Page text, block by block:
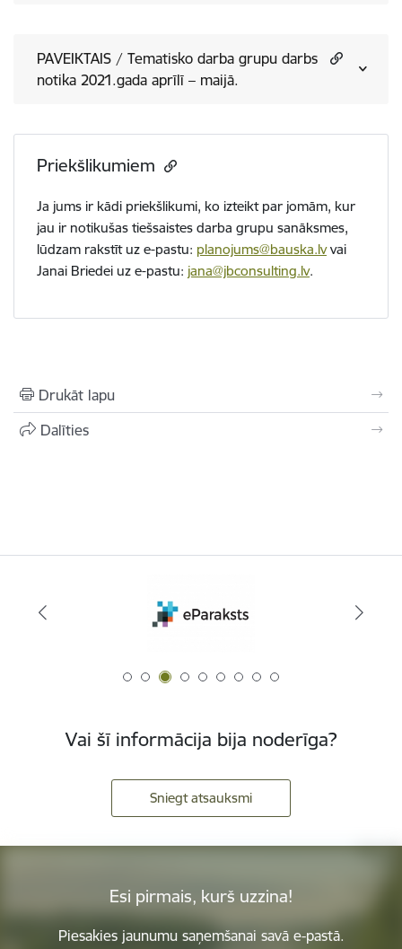
PAVEIKTAIS / ​Tematisko darba grupu darbs
notika 2021.gada aprīlī – maijā.
Priekšlikumiem
Ja jums ir kādi priekšlikumi, ko izteikt par jomām, kur
jau ir notikušas tiešsaistes darba grupu sanāksmes,
lūdzam rakstīt uz e-pastu: planojums@bauska.lvvai
Janai Briedei uz e-pastu: jana@jbconsulting.lv.
Drukāt lapu
Dalīties
Vai šī informācija bija noderīga?
Sniegt atsauksmi
Esi pirmais, kurš uzzina!
Piesakies jaunumu saņemšanai savā e-pastā.